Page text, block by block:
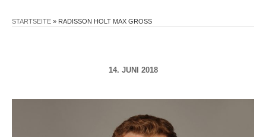
STARTSEITE » RADISSON HOLT MAX GROSS
14. JUNI 2018